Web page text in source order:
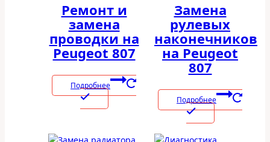
Ремонт и
замена
проводки на
Peugeot 807
Подробнее
Замена
рулевых
наконечников
на Peugeot
807
Подробнее